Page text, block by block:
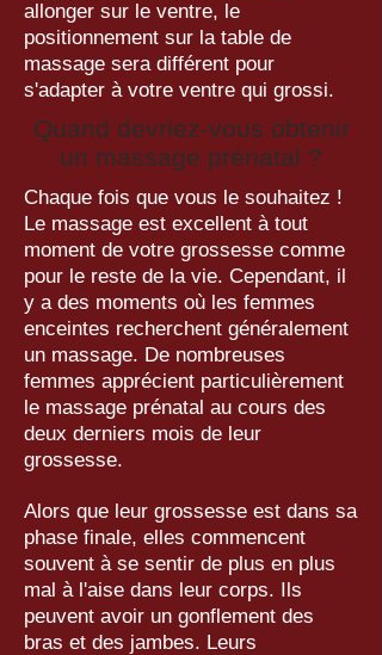
allonger sur le ventre, le
positionnement sur la table de
massage sera différent pour
s'adapter à votre ventre qui grossi.
Quand devriez-vous obtenir
un massage prénatal ?
Chaque fois que vous le souhaitez !
Le massage est excellent à tout
moment de votre grossesse comme
pour le reste de la vie. Cependant, il
y a des moments où les femmes
enceintes recherchent généralement
un massage. De nombreuses
femmes apprécient particulièrement
le massage prénatal au cours des
deux derniers mois de leur
grossesse.
Alors que leur grossesse est dans sa
phase finale, elles commencent
souvent à se sentir de plus en plus
mal à l'aise dans leur corps. Ils
peuvent avoir un gonflement des
bras et des jambes. Leurs